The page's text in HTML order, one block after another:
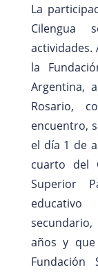
La
Cilengua
actividades.
la
Argentina,
Rosario,
encuentro,
el día 1 de
cuarto del
Superior
años y